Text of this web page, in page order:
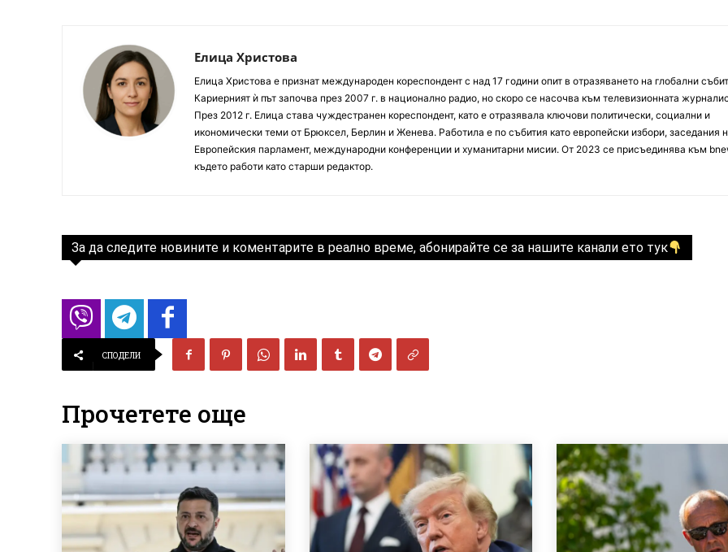
Елица Христова
Елица Христова е признат международен кореспондент с над 17 години опит в отразяването на глобални
Кариерният ѝ път започва през 2007 г. в национално радио, но скоро се насочва към телевизионната
През 2012 г. Елица става чуждестранен кореспондент, като е отразявала ключови политически, социални и
икономически теми от Брюксел, Берлин и Женева. Работила е по събития като европейски избори, заседания
Европейския парламент, международни конференции и хуманитарни мисии. От 2023 се присъединява към
където работи като старши редактор.
За да следите новините и коментарите в реално време, абонирайте се за нашите канали ето тук
СПОДЕЛИ
Прочетете още